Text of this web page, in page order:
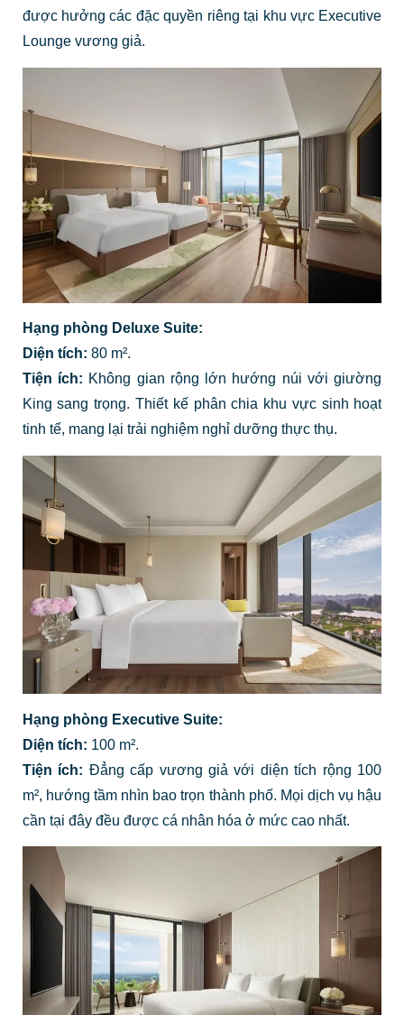
được hưởng các đặc quyền riêng tại khu vực Executive
Lounge vương giả.
Hạng phòng Deluxe Suite:
Diện tích: 80 m².
Tiện ích: Không gian rộng lớn hướng núi với giường
King sang trọng. Thiết kế phân chia khu vực sinh hoạt
tinh tế, mang lại trải nghiệm nghỉ dưỡng thực thụ.
Hạng phòng Executive Suite:
Diện tích: 100 m².
Tiện ích: Đẳng cấp vương giả với diện tích rộng 100
m², hướng tầm nhìn bao trọn thành phố. Mọi dịch vụ hậu
cần tại đây đều được cá nhân hóa ở mức cao nhất.